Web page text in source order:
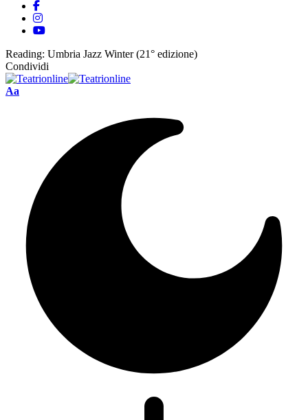
Reading: Umbria Jazz Winter (21° edizione)
Condividi
Font
Aa